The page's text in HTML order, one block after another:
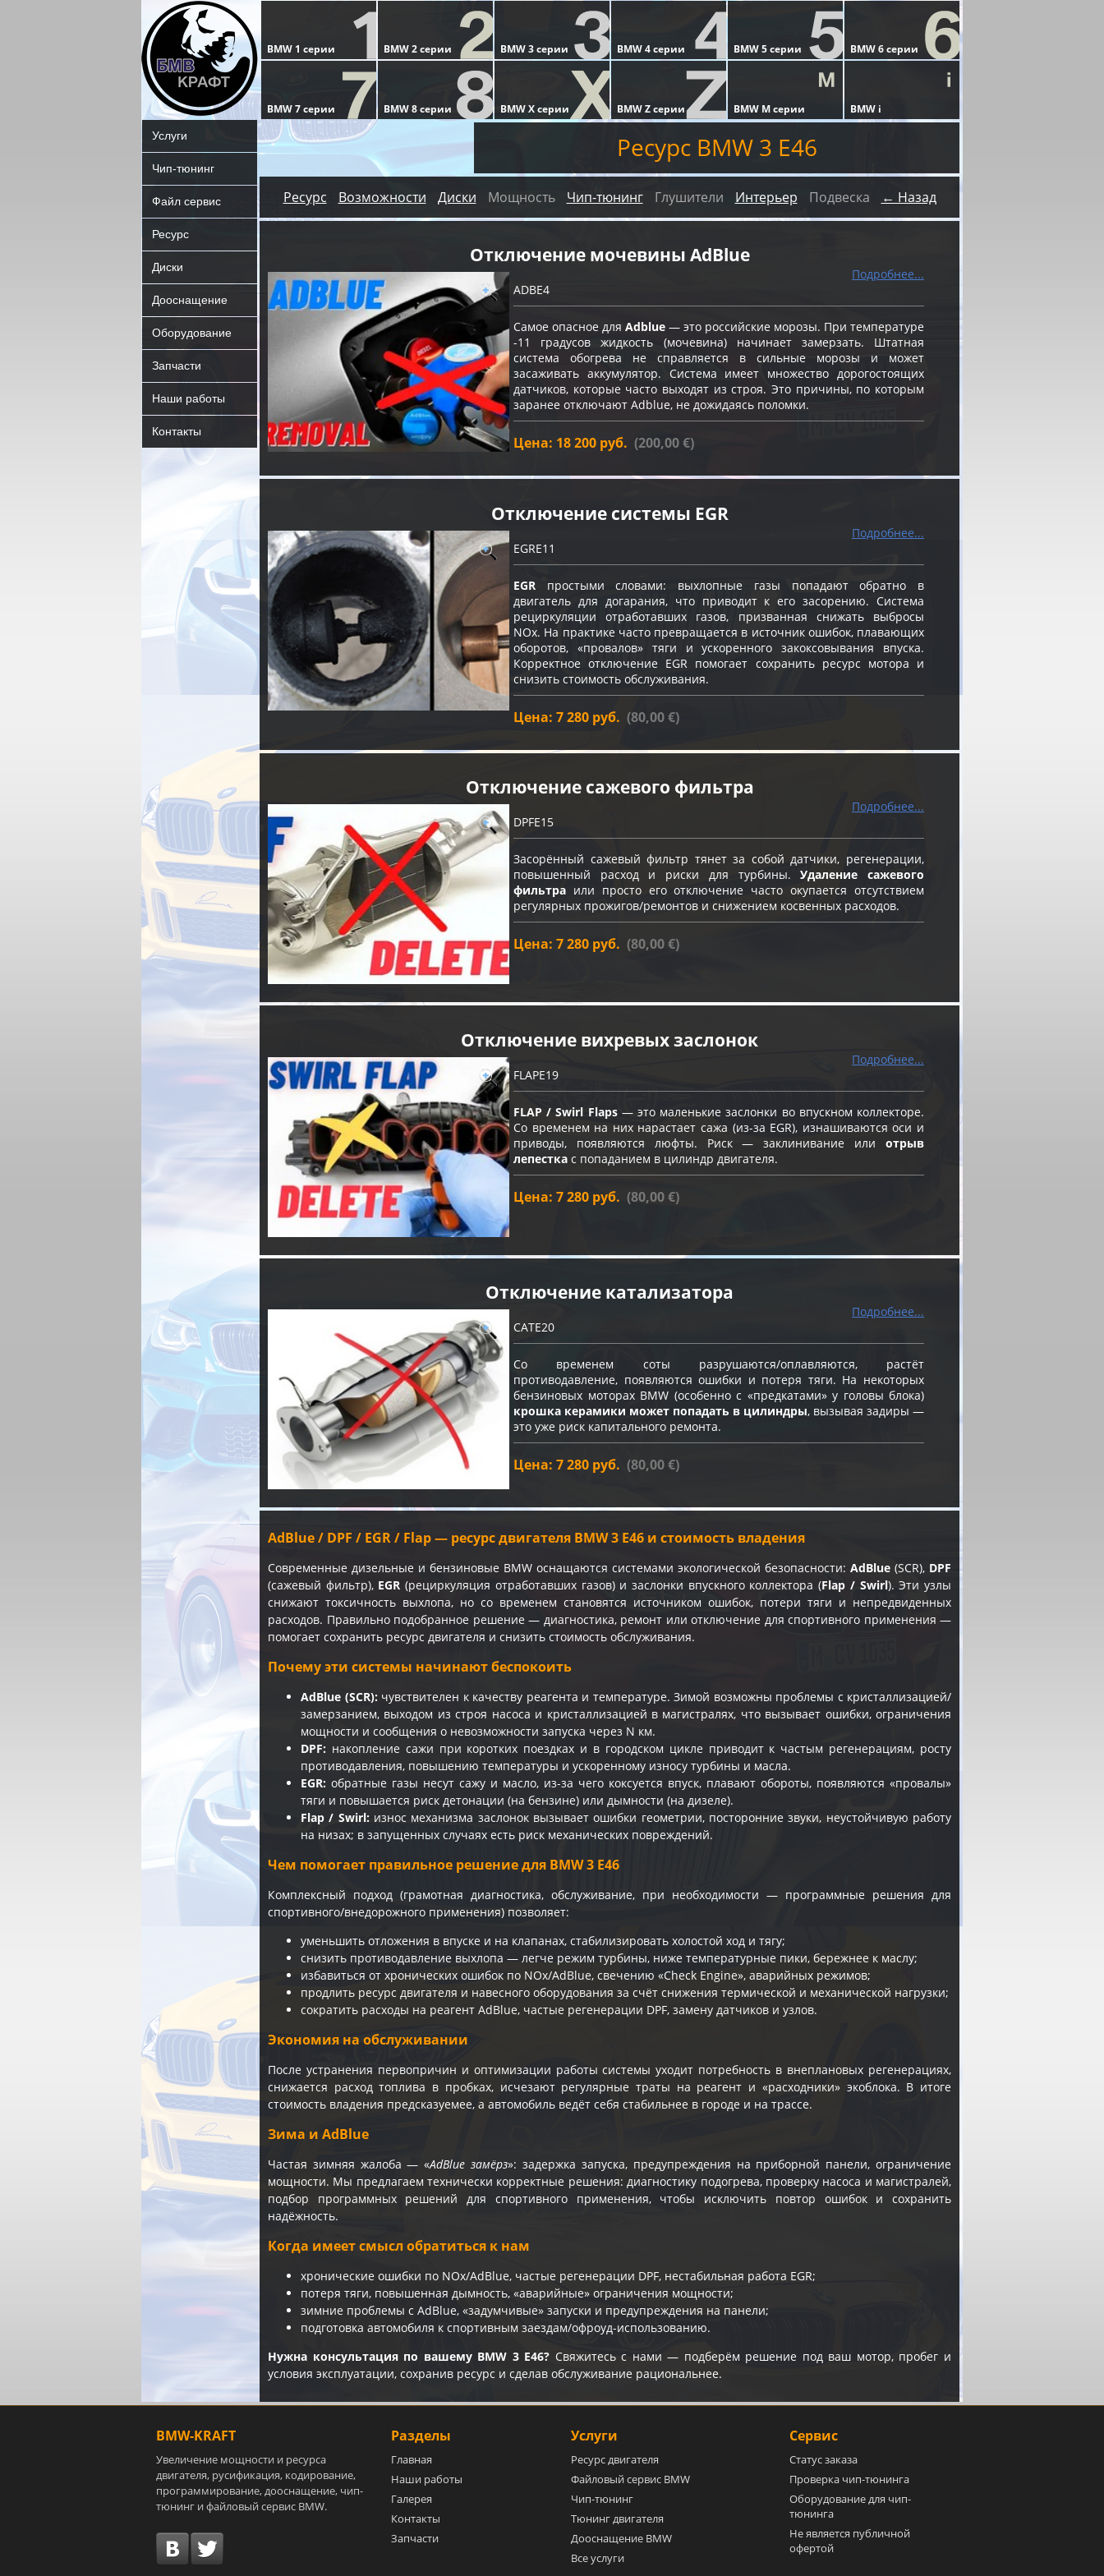
Услуги
Чип-тюнинг
Файл сервис
Ресурс
Диски
Дооснащение
Оборудование
Запчасти
Наши работы
Контакты
Ресурс BMW 3 E46
Ресурс Возможности Диски Мощность Чип-тюнинг Глушители Интерьер Подвеска ← Назад
Отключение мочевины AdBlue
Подробнее...
ADBE4
Самое опасное для Adblue — это российские морозы. При температуре
-11 градусов жидкость (мочевина) начинает замерзать. Штатная
система обогрева не справляется в сильные морозы и может
засаживать аккумулятор. Система имеет множество дорогостоящих
датчиков, которые часто выходят из строя. Это причины, по которым
заранее отключают Adblue, не дожидаясь поломки.
Цена: 18 200 руб. (200,00 €)
Отключение системы EGR
Подробнее...
EGRE11
EGR простыми словами: выхлопные газы попадают обратно в
двигатель для догарания, что приводит к его засорению. Система
рециркуляции отработавших газов, призванная снижать выбросы
NOx. На практике часто превращается в источник ошибок, плавающих
оборотов, «провалов» тяги и ускоренного закоксовывания впуска.
Корректное отключение EGR помогает сохранить ресурс мотора и
снизить стоимость обслуживания.
Цена: 7 280 руб. (80,00 €)
Отключение сажевого фильтра
Подробнее...
DPFE15
Засорённый сажевый фильтр тянет за собой датчики, регенерации,
повышенный расход и риски для турбины.Удаление сажевого
фильтра или просто его отключение часто окупается отсутствием
регулярных прожигов/ремонтов и снижением косвенных расходов.
Цена: 7 280 руб. (80,00 €)
Отключение вихревых заслонок
Подробнее...
FLAPE19
FLAP / Swirl Flaps— это маленькие заслонки во впускном коллекторе.
Со временем на них нарастает сажа (из-за EGR), изнашиваются оси и
приводы, появляются люфты. Риск — заклинивание или отрыв
лепестка с попаданием в цилиндр двигателя.
Цена: 7 280 руб. (80,00 €)
Отключение катализатора
Подробнее...
CATE20
Со временем соты разрушаются/оплавляются, растёт
противодавление, появляются ошибки и потеря тяги. На некоторых
бензиновых моторах BMW (особенно с «предкатами» у головы блока)
крошка керамики может попадать в цилиндры, вызывая задиры —
это уже риск капитального ремонта.
Цена: 7 280 руб. (80,00 €)
AdBlue / DPF / EGR / Flap — ресурс двигателя BMW 3 E46 и стоимость владения
Современные дизельные и бензиновые BMW оснащаются системами экологической безопасности: AdBlue (SCR), DPF
(сажевый фильтр), EGR (рециркуляция отработавших газов) и заслонки впускного коллектора (Flap / Swirl). Эти узлы
снижают токсичность выхлопа, но со временем становятся источником ошибок, потери тяги и непредвиденных
расходов. Правильно подобранное решение — диагностика, ремонт или отключение для спортивного применения —
помогает сохранить ресурс двигателя и снизить стоимость обслуживания.
Почему эти системы начинают беспокоить
AdBlue (SCR): чувствителен к качеству реагента и температуре. Зимой возможны проблемы с кристаллизацией/
замерзанием, выходом из строя насоса и кристаллизацией в магистралях, что вызывает ошибки, ограничения
мощности и сообщения о невозможности запуска через N км.
DPF: накопление сажи при коротких поездках и в городском цикле приводит к частым регенерациям, росту
противодавления, повышению температуры и ускоренному износу турбины и масла.
EGR: обратные газы несут сажу и масло, из-за чего коксуется впуск, плавают обороты, появляются «провалы»
тяги и повышается риск детонации (на бензине) или дымности (на дизеле).
Flap / Swirl:износ механизма заслонок вызывает ошибки геометрии, посторонние звуки, неустойчивую работу
на низах; в запущенных случаях есть риск механических повреждений.
Чем помогает правильное решение для BMW 3 E46
Комплексный подход (грамотная диагностика, обслуживание, при необходимости — программные решения для
спортивного/внедорожного применения) позволяет:
уменьшить отложения в впуске и на клапанах, стабилизировать холостой ход и тягу;
снизить противодавление выхлопа — легче режим турбины, ниже температурные пики, бережнее к маслу;
избавиться от хронических ошибок по NOx/AdBlue, свечению «Check Engine», аварийных режимов;
продлить ресурс двигателя и навесного оборудования за счёт снижения термической и механической нагрузки;
сократить расходы на реагент AdBlue, частые регенерации DPF, замену датчиков и узлов.
Экономия на обслуживании
После устранения первопричин и оптимизации работы системы уходит потребность в внеплановых регенерациях,
снижается расход топлива в пробках, исчезают регулярные траты на реагент и «расходники» экоблока. В итоге
стоимость владения предсказуемее, а автомобиль ведёт себя стабильнее в городе и на трассе.
Зима и AdBlue
Частая зимняя жалоба — «AdBlue замёрз»: задержка запуска, предупреждения на приборной панели, ограничение
мощности. Мы предлагаем технически корректные решения: диагностику подогрева, проверку насоса и магистралей,
подбор программных решений для спортивного применения, чтобы исключить повтор ошибок и сохранить
надёжность.
Когда имеет смысл обратиться к нам
хронические ошибки по NOx/AdBlue, частые регенерации DPF, нестабильная работа EGR;
потеря тяги, повышенная дымность, «аварийные» ограничения мощности;
зимние проблемы с AdBlue, «задумчивые» запуски и предупреждения на панели;
подготовка автомобиля к спортивным заездам/офроуд-использованию.
Нужна консультация по вашему BMW 3 E46? Свяжитесь с нами — подберём решение под ваш мотор, пробег и
условия эксплуатации, сохранив ресурс и сделав обслуживание рациональнее.
BMW-KRAFT
Увеличение мощности и ресурса
двигателя, русификация, кодирование,
программирование, дооснащение, чип-
тюнинг и файловый сервис BMW.
Разделы
Главная
Наши работы
Галерея
Контакты
Запчасти
Услуги
Ресурс двигателя
Файловый сервис BMW
Чип-тюнинг
Тюнинг двигателя
Дооснащение BMW
Все услуги
Сервис
Статус заказа
Проверка чип-тюнинга
Оборудование для чип-
тюнинга
Не является публичной
офертой